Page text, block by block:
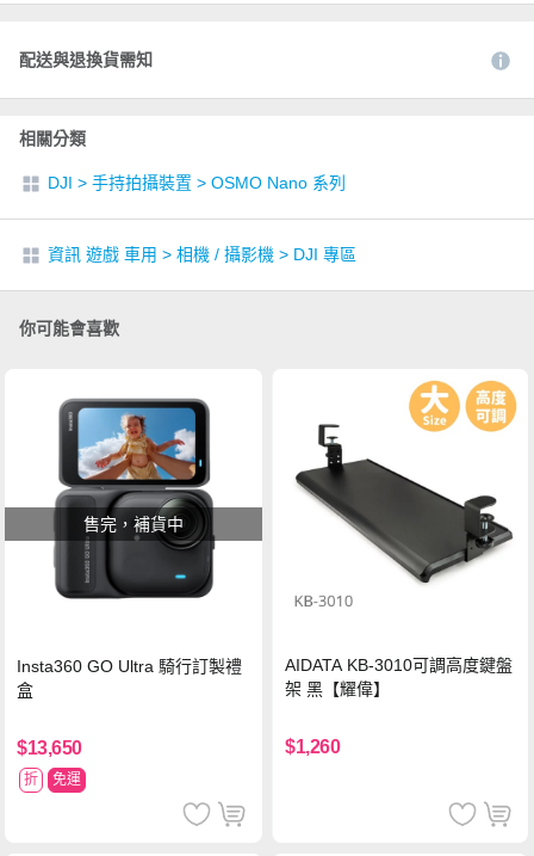
配送與退換貨需知
相關分類
DJI > 手持拍攝裝置 > OSMO Nano 系列
資訊 遊戲 車用 > 相機 / 攝影機 > DJI 專區
你可能會喜歡
售完，補貨中
Insta360 GO Ultra 騎行訂製禮
盒
$13,650
折 免運
AIDATA KB-3010可調高度鍵盤
架 黑【耀偉】
$1,260